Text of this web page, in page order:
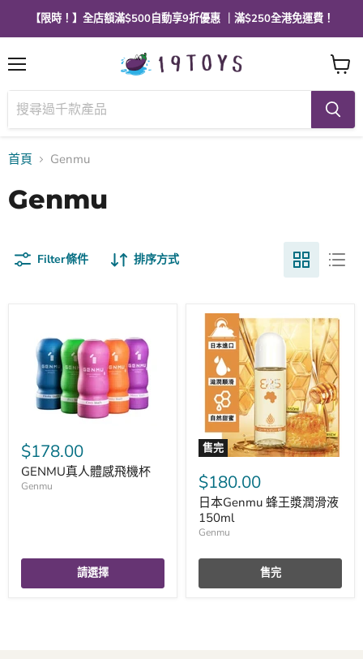
【限時！】全店額滿$500自動享9折優惠 ｜滿$250全港免運費！
單
查
看
購
物
車
首頁 Genmu
Genmu
Filter條件 排序方式
$178.00
GENMU真人體感飛機杯
Genmu
請選擇
售完
$180.00
日本Genmu 蜂王漿潤滑液
150ml
Genmu
售完